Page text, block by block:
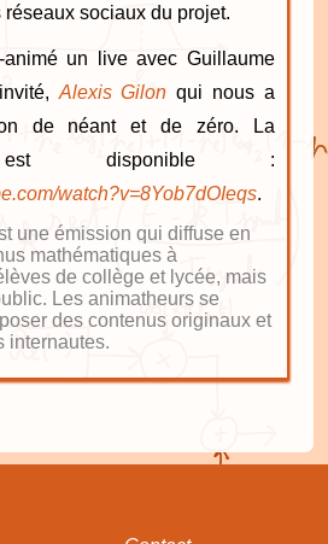
sociaux du projet.
un live avec Guillaume
Alexis Gilon qui nous a
de néant et de zéro. La
est disponible :
watch?v=8Yob7dOIeqs.
une émission qui diffuse en
mathématiques à
de collège et lycée, mais
Les animatheurs se
des contenus originaux et
internautes.